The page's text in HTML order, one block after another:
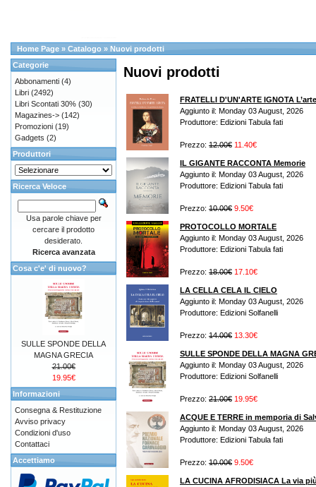
Home Page » Catalogo » Nuovi prodotti
Nuovi prodotti
FRATELLI D'UN'ARTE IGNOTA
Aggiunto il: Monday 03 August, 2026
Produttore: Edizioni Tabula fati
Prezzo: 12.00€ 11.40€
IL GIGANTE RACCONTA Memorie
Aggiunto il: Monday 03 August, 2026
Produttore: Edizioni Tabula fati
Prezzo: 10.00€ 9.50€
PROTOCOLLO MORTALE
Aggiunto il: Monday 03 August, 2026
Produttore: Edizioni Tabula fati
Prezzo: 18.00€ 17.10€
LA CELLA CELA IL CIELO
Aggiunto il: Monday 03 August, 2026
Produttore: Edizioni Solfanelli
Prezzo: 14.00€ 13.30€
SULLE SPONDE DELLA MAGNA
Aggiunto il: Monday 03 August, 2026
Produttore: Edizioni Solfanelli
Prezzo: 21.00€ 19.95€
ACQUE E TERRE in memporia di
Aggiunto il: Monday 03 August, 2026
Produttore: Edizioni Tabula fati
Prezzo: 10.00€ 9.50€
LA CUCINA AFRODISIACA La via
Categorie
Abbonamenti (4)
Libri (2492)
Libri Scontati 30% (30)
Magazines-> (142)
Promozioni (19)
Gadgets (2)
Produttori
Ricerca Veloce
Usa parole chiave per
cercare il prodotto
desiderato.
Ricerca avanzata
Cosa c'e' di nuovo?
SULLE SPONDE DELLA
MAGNA GRECIA
21.00€
19.95€
Informazioni
Consegna & Restituzione
Avviso privacy
Condizioni d'uso
Contattaci
Accettiamo